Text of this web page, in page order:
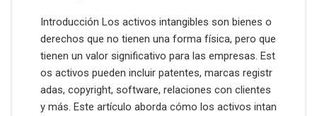
Introducción Los activos intangibles son bienes o
derechos que no tienen una forma física, pero que
tienen un valor significativo para las empresas. Est
os activos pueden incluir patentes, marcas registr
adas, copyright, software, relaciones con clientes
y más. Este artículo aborda cómo los activos intan